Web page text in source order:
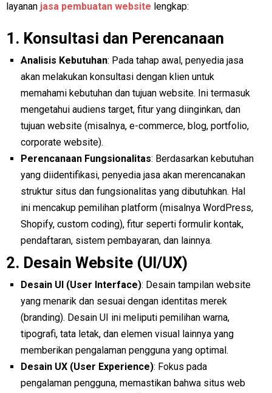
layanan jasa pembuatan website lengkap:
1. Konsultasi dan Perencanaan
Analisis Kebutuhan: Pada tahap awal, penyedia jasa
akan melakukan konsultasi dengan klien untuk
memahami kebutuhan dan tujuan website. Ini termasuk
mengetahui audiens target, fitur yang diinginkan, dan
tujuan website (misalnya, e-commerce, blog, portfolio,
corporate website).
Perencanaan Fungsionalitas: Berdasarkan kebutuhan
yang diidentifikasi, penyedia jasa akan merencanakan
struktur situs dan fungsionalitas yang dibutuhkan. Hal
ini mencakup pemilihan platform (misalnya WordPress,
Shopify, custom coding), fitur seperti formulir kontak,
pendaftaran, sistem pembayaran, dan lainnya.
2. Desain Website (UI/UX)
Desain UI (User Interface): Desain tampilan website
yang menarik dan sesuai dengan identitas merek
(branding). Desain UI ini meliputi pemilihan warna,
tipografi, tata letak, dan elemen visual lainnya yang
memberikan pengalaman pengguna yang optimal.
Desain UX (User Experience): Fokus pada
pengalaman pengguna, memastikan bahwa situs web